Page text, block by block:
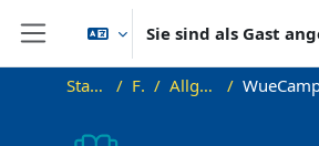
Website-Übersicht
Sie sind als Gast
Startseite FAQ Allgemeines